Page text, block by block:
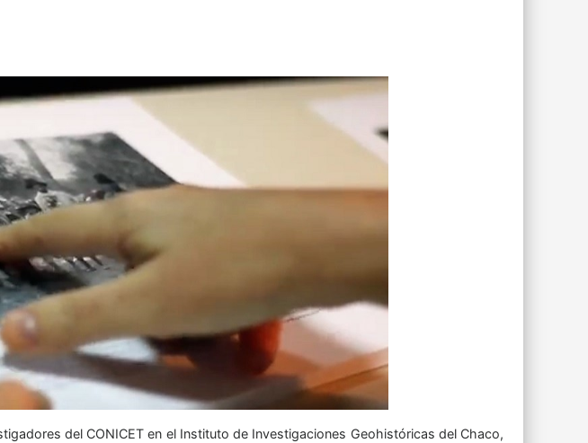
del CONICET en el Instituto de Investigaciones Geohistóricas del Chaco,